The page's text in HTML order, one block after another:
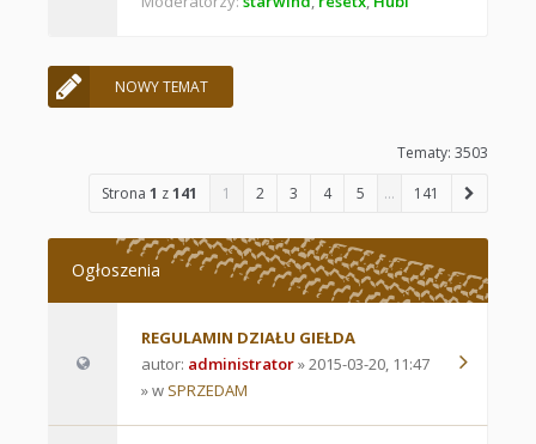
NOWY TEMAT
Tematy: 3503
Strona 1 z141 1 2 3 4 5 … 141
Ogłoszenia
REGULAMIN DZIAŁU GIEŁDA
autor: administrator» 2015-03-20, 11:47
» w SPRZEDAM